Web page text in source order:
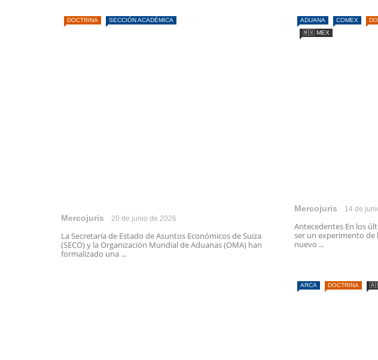
DOCTRINA SECCIÓN ACADÉMICA
Mercojuris 20 de junio de 2026
La Secretaría de Estado de Asuntos Económicos de Suiza
(SECO) y la Organización Mundial de Aduanas (OMA) han
formalizado una ...
ADUANA COMEX
🇲🇽 MEX
Mercojuris 14 de
Antecedentes En los
ser un experimento
nuevo ...
ARCA DOCTRINA